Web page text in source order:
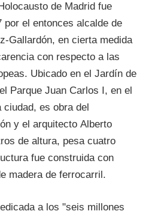
de Madrid fue
por el entonces alcalde de
Gallardón, en cierta medida
con respecto a las
Ubicado en el Jardín de
Parque Juan Carlos I, en el
es obra del
y el arquitecto Alberto
de altura, pesa cuatro
fue construida con
madera de ferrocarril.
a los "seis millones